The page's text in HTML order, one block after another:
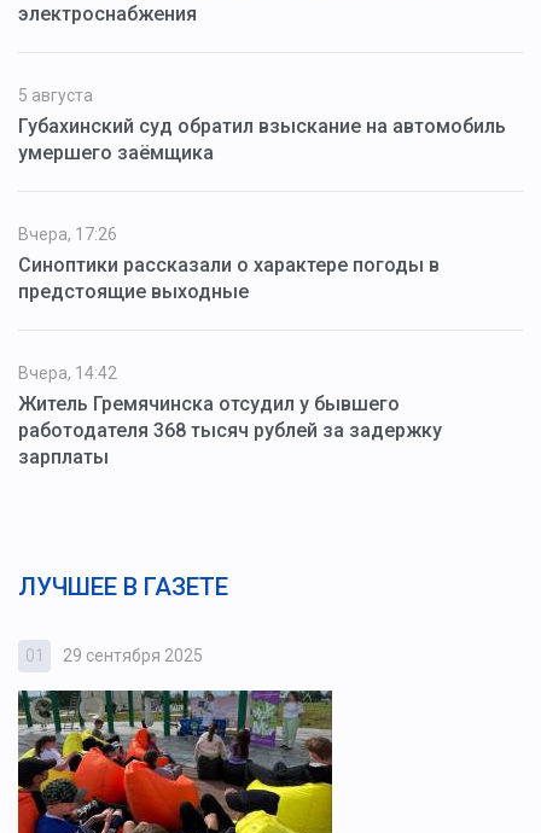
электроснабжения
5 августа
Губахинский суд обратил взыскание на автомобиль
умершего заёмщика
Вчера, 17:26
Синоптики рассказали о характере погоды в
предстоящие выходные
Вчера, 14:42
Житель Гремячинска отсудил у бывшего
работодателя 368 тысяч рублей за задержку
зарплаты
ЛУЧШЕЕ В ГАЗЕТЕ
01 29 сентября 2025